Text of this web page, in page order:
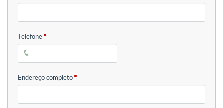
Telefone
Endereço completo